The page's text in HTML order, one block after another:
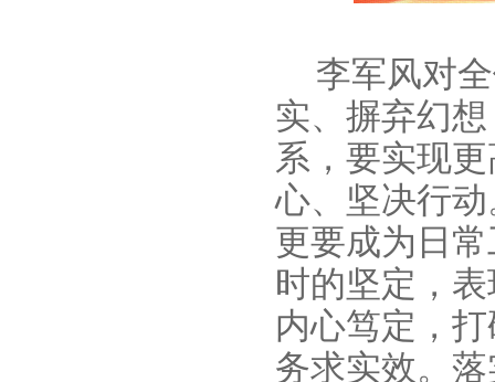
李军风对
实、摒弃幻
系，要实现
心、坚决行
更要成为日
时的坚定，
内心笃定，
务求实效。